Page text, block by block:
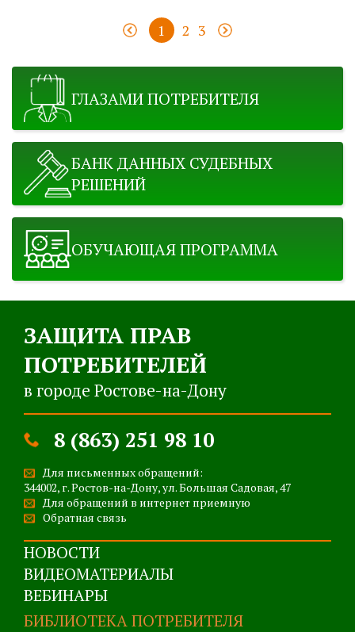
1 2 3
ГЛАЗАМИ ПОТРЕБИТЕЛЯ
БАНК ДАННЫХ СУДЕБНЫХ
РЕШЕНИЙ
ОБУЧАЮЩАЯ ПРОГРАММА
ЗАЩИТА ПРАВ
ПОТРЕБИТЕЛЕЙ
в городе Ростове-на-Дону
8 (863) 251 98 10
Для письменных обращений:
344002, г. Ростов-на-Дону, ул. Большая Садовая, 47
Для обращений в интернет приемную
Обратная связь
НОВОСТИ
ВИДЕОМАТЕРИАЛЫ
ВЕБИНАРЫ
БИБЛИОТЕКА ПОТРЕБИТЕЛЯ